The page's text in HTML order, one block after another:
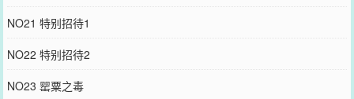
NO21 特别招待1
NO22 特别招待2
NO23 罂粟之毒